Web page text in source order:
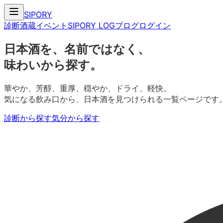
SIPORY
診断酒蔵イベント SIPORY LOGブログログイン
日本酒を、名前ではなく、
味わいから探す。
華やか、芳醇、重厚、穏やか、ドライ、軽快。
気になる飲み口から、日本酒を見つけられる一覧ページです
診断から探す気分から探す